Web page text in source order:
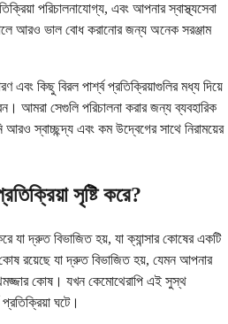
পরিচালনাযোগ্য, এবং আপনার স্বাস্থ্যসেবা
আরও ভাল বোধ করানোর জন্য অনেক সরঞ্জাম
এবং কিছু বিরল পার্শ্ব প্রতিক্রিয়াগুলির মধ্য দিয়ে
আমরা সেগুলি পরিচালনা করার জন্য ব্যবহারিক
স্বাচ্ছন্দ্য এবং কম উদ্বেগের সাথে নিরাময়ের
সৃষ্টি করে?
যা দ্রুত বিভাজিত হয়, যা ক্যান্সার কোষের একটি
রয়েছে যা দ্রুত বিভাজিত হয়, যেমন আপনার
কোষ। যখন কেমোথেরাপি এই সুস্থ
ঘটে।